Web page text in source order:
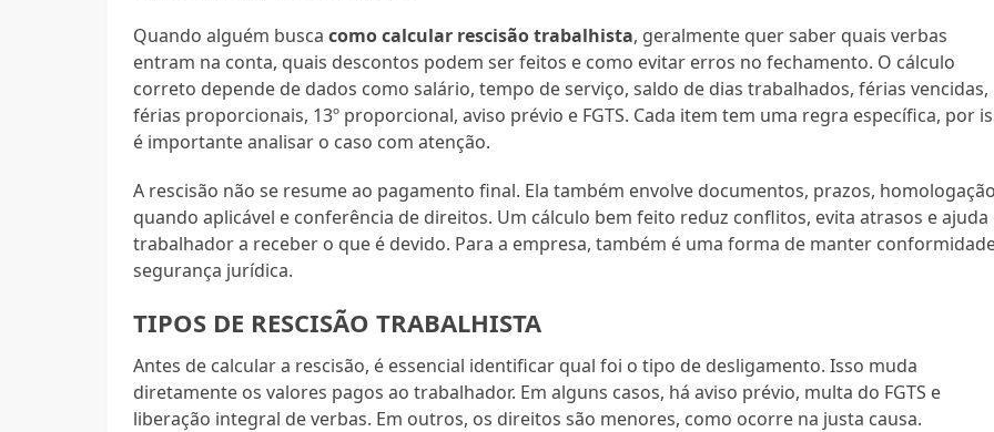
Quando alguém buscacomo calcular rescisão trabalhista, geralmente quer saber quais verbas
entram na conta, quais descontos podem ser feitos e como evitar erros no fechamento. O cálculo
correto depende de dados como salário, tempo de serviço, saldo de dias trabalhados, férias vencidas,
férias proporcionais, 13º proporcional, aviso prévio e FGTS. Cada item tem uma regra específica, por
é importante analisar o caso com atenção.
A rescisão não se resume ao pagamento final. Ela também envolve documentos, prazos,
quando aplicável e conferência de direitos. Um cálculo bem feito reduz conflitos, evita atrasos e ajuda
trabalhador a receber o que é devido. Para a empresa, também é uma forma de manter
segurança jurídica.
TIPOS DE RESCISÃO TRABALHISTA
Antes de calcular a rescisão, é essencial identificar qual foi o tipo de desligamento. Isso muda
diretamente os valores pagos ao trabalhador. Em alguns casos, há aviso prévio, multa do FGTS e
liberação integral de verbas. Em outros, os direitos são menores, como ocorre na justa causa.